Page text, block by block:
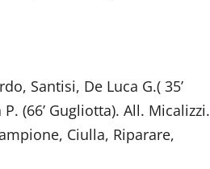
Santisi, De Luca G.( 35’
(66’ Gugliotta). All. Micalizzi.
Ciulla, Riparare,